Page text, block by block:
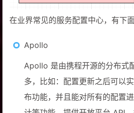
在业界常见的服务配置中心，有下面
Apollo
Apollo 是由携程开源的分布式
多，比如：配置更新之后可以
布功能，并且能对所有的配置